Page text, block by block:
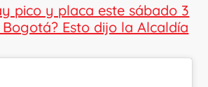
pico y placa este sábado 3
Esto dijo la Alcaldía